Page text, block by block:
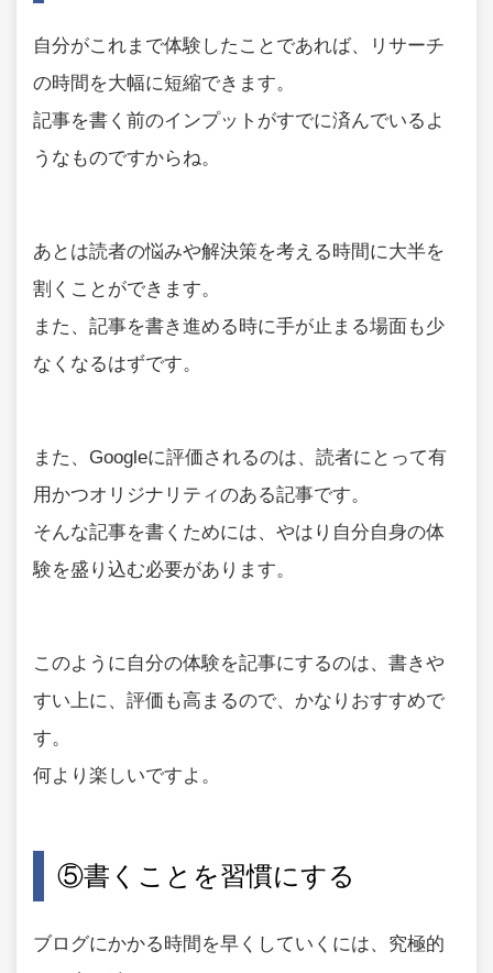
自分がこれまで体験したことであれば、リサーチ
の時間を大幅に短縮できます。
記事を書く前のインプットがすでに済んでいるよ
うなものですからね。
あとは読者の悩みや解決策を考える時間に大半を
割くことができます。
また、記事を書き進める時に手が止まる場面も少
なくなるはずです。
また、Googleに評価されるのは、読者にとって有
用かつオリジナリティのある記事です。
そんな記事を書くためには、やはり自分自身の体
験を盛り込む必要があります。
このように自分の体験を記事にするのは、書きや
すい上に、評価も高まるので、かなりおすすめで
す。
何より楽しいですよ。
⑤書くことを習慣にする
ブログにかかる時間を早くしていくには、究極的